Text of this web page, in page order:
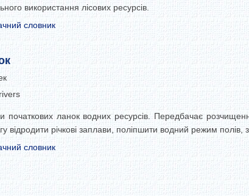
використання лісових ресурсів.
словник
ланок водних ресурсів. Передбачає
відродити річкові заплави, поліпшити водний режим
словник